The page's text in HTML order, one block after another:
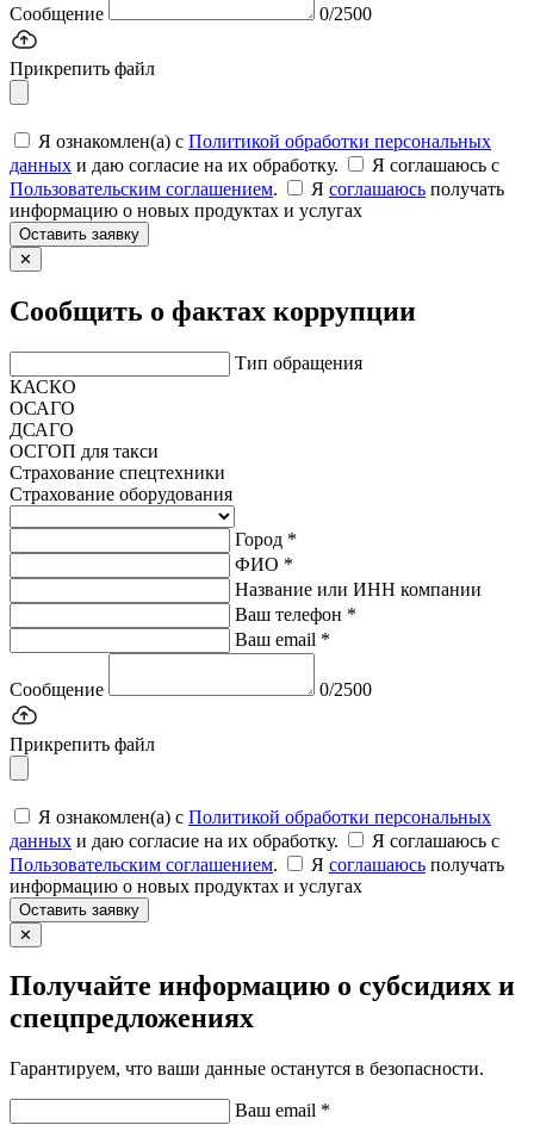
Сообщение 0/2500
Прикрепить файл
Я ознакомлен(а) с Политикой обработки персональных
данных и даю согласие на их обработку.
Я соглашаюсь c
Пользовательским соглашением. Я соглашаюсь получать
информацию о новых продуктах и услугах
Оставить заявку
✕
Сообщить о фактах коррупции
Тип обращения
КАСКО
ОСАГО
ДСАГО
ОСГОП для такси
Страхование спецтехники
Страхование оборудования
Город *
ФИО *
Название или ИНН компании
Ваш телефон *
Ваш email *
Сообщение 0/2500
Прикрепить файл
Я ознакомлен(а) с Политикой обработки персональных
данных и даю согласие на их обработку.
Я соглашаюсь c
Пользовательским соглашением. Я соглашаюсь получать
информацию о новых продуктах и услугах
Оставить заявку
✕
Получайте информацию о субсидиях и
спецпредложениях
Гарантируем, что ваши данные останутся в безопасности.
Ваш email *